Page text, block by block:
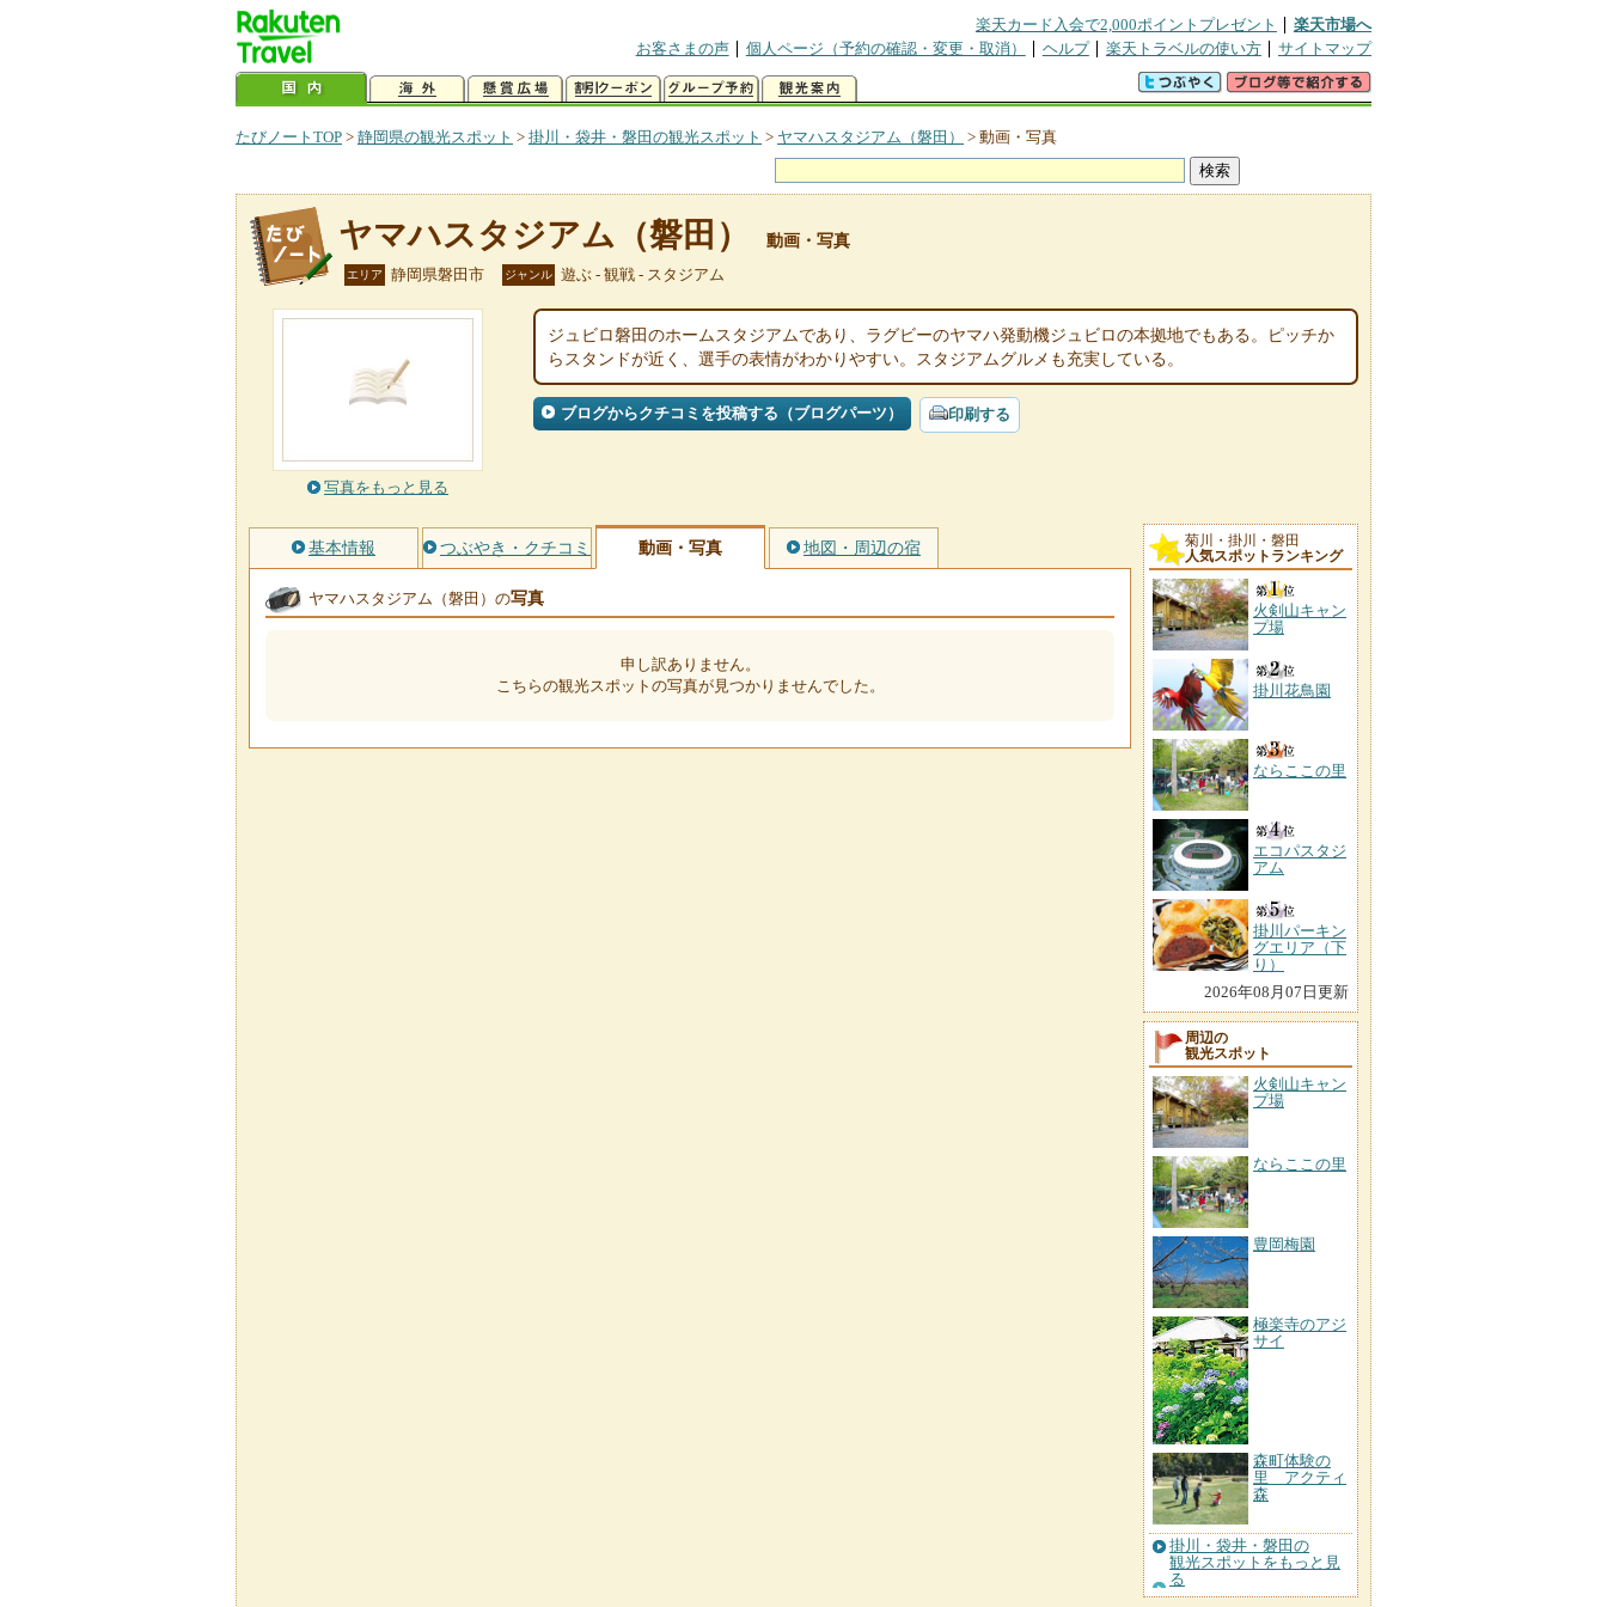
楽天カード入会で2,000ポイントプレゼント
楽天市場へ
お客さまの声
個人ページ（予約の確認・変更・取消） ヘルプ 楽天トラベルの使い方 サイトマップ
たびノートTOP > 静岡県の観光スポット > 掛川・袋井・磐田の観光スポット > ヤマハスタジアム（磐田） > 動画・写真
ヤマハスタジアム（磐田） 動画・写真
エリア 静岡県磐田市 ジャンル 遊ぶ - 観戦 - スタジアム
写真をもっと見る
ジュビロ磐田のホームスタジアムであり、ラグビーのヤマハ発動機ジュビロの本拠地でもある。ピッチか
らスタンドが近く、選手の表情がわかりやすい。スタジアムグルメも充実している。
ブログからクチコミを投稿する（ブログパーツ） 印刷する
基本情報 つぶやき・クチコミ 動画・写真 地図・周辺の宿
ヤマハスタジアム（磐田）の写真
申し訳ありません。
こちらの観光スポットの写真が見つかりませんでした。
菊川・掛川・磐田
人気スポットランキング
火剣山キャン
プ場
掛川花鳥園
ならここの里
エコパスタジ
アム
掛川パーキン
グエリア（下
り）
2026年08月07日更新
周辺の
観光スポット
火剣山キャン
プ場
ならここの里
豊岡梅園
極楽寺のアジ
サイ
森町体験の
里 アクティ
森
掛川・袋井・磐田の
観光スポットをもっと見
る